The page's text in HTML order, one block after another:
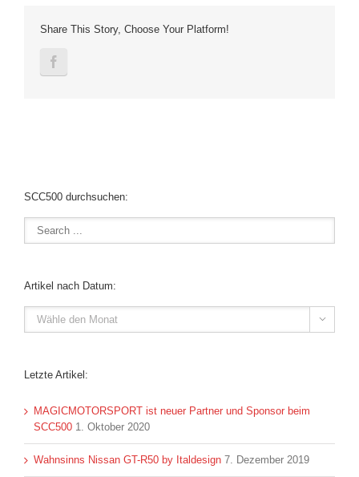
Share This Story, Choose Your Platform!
SCC500 durchsuchen:
Artikel nach Datum:

Letzte Artikel:
MAGICMOTORSPORT ist neuer Partner und Sponsor beim
SCC500 1. Oktober 2020
Wahnsinns Nissan GT-R50 by Italdesign 7. Dezember 2019